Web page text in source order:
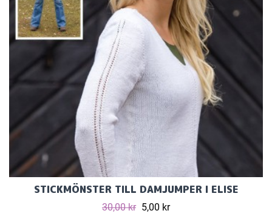
STICKMÖNSTER TILL DAMJUMPER I ELISE
30,00 kr 5,00 kr